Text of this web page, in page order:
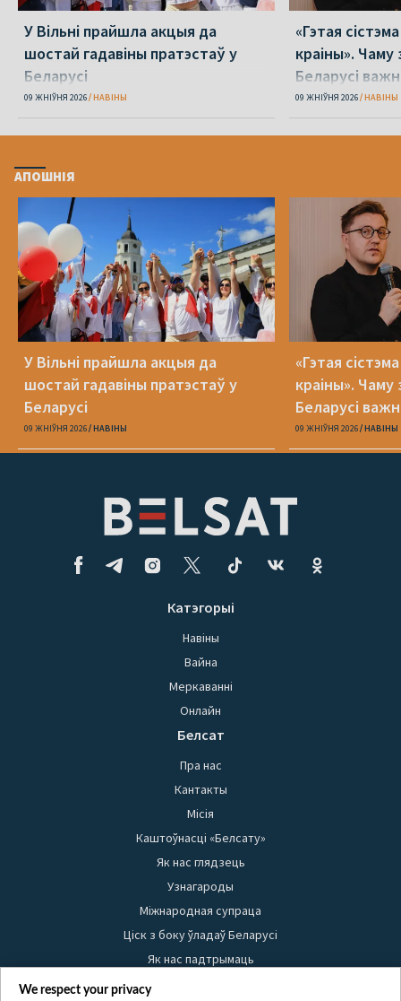
У Вільні прайшла акцыя да
шостай гадавіны пратэстаў у
Беларусі
09 ЖНІЎНЯ 2026 НАВІНЫ
«Гэтая
краіны». Чаму
Беларусі
міжнародным
09 ЖНІЎНЯ 2026 НАВІНЫ
АПОШНІЯ
У Вільні прайшла акцыя да
шостай гадавіны пратэстаў у
Беларусі
09 ЖНІЎНЯ 2026 НАВІНЫ
«Гэтая
краіны». Чаму
Беларусі
міжнародным
09 ЖНІЎНЯ 2026 НАВІНЫ
Катэгорыі
Навіны
Вайна
Меркаванні
Онлайн
Белсат
Пра нас
Кантакты
Місія
Каштоўнасці «Белсату»
Як нас глядзець
Узнагароды
Міжнародная супраца
Ціск з боку ўладаў Беларусі
Як нас падтрымаць
Правілы выкарыстання матэрыялаў
We respect your privacy